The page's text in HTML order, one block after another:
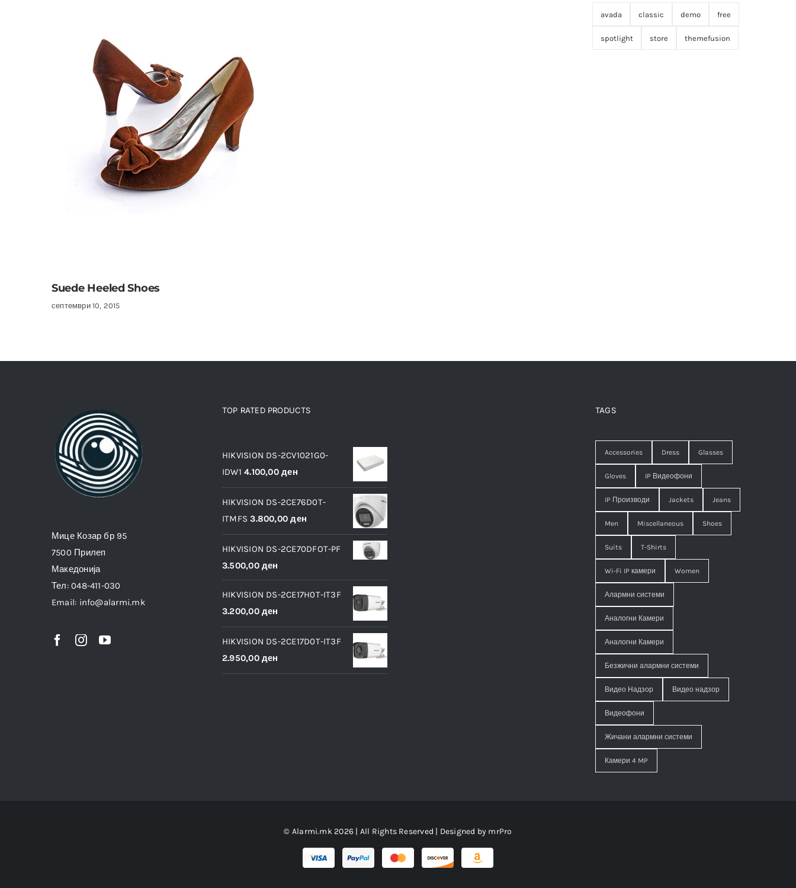
Suede Heeled Shoes
септември 10, 2015
avada classic demo free
spotlight store themefusion
Мице Козар бр 95
7500 Прилеп
Македонија
Тел: 048-411-030
Email: info@alarmi.mk
TOP RATED PRODUCTS
HIKVISION DS-2CV1021G0-
IDW1 4.100,00ден
HIKVISION DS-2CE76D0T-
ITMFS 3.800,00ден
HIKVISION DS-2CE70DFOT-PF
3.500,00ден
HIKVISION DS-2CE17H0T-IT3F
3.200,00ден
HIKVISION DS-2CE17D0T-IT3F
2.950,00ден
TAGS
Accessories Dress Glasses
Gloves IP Видеофони
IP Производи Jackets Jeans
Men Miscellaneous Shoes
Suits T-Shirts
Wi-Fi IP камери Women
Алармни системи
Аналогни Камери
Аналогни Камери
Безжични алармни системи
Видео Надзор Видео надзор
Видеофони
Жичани алармни системи
Камери 4 MP
© Alarmi.mk 2026 | All Rights Reserved | Designed by mrPro